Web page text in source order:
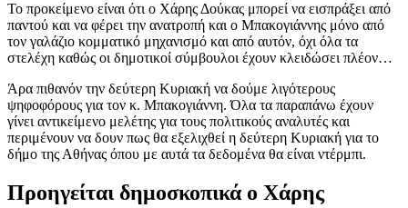
Το προκείμενο είναι ότι ο Χάρης Δούκας μπορεί να εισπράξει από
παντού και να φέρει την ανατροπή και ο Μπακογιάννης μόνο από
τον γαλάζιο κομματικό μηχανισμό και από αυτόν, όχι όλα τα
στελέχη καθώς οι δημοτικοί σύμβουλοι έχουν κλειδώσει πλέον…
Άρα πιθανόν την δεύτερη Κυριακή να δούμε λιγότερους
ψηφοφόρους για τον κ. Μπακογιάννη. Όλα τα παραπάνω έχουν
γίνει αντικείμενο μελέτης για τους πολιτικούς αναλυτές και
περιμένουν να δουν πως θα εξελιχθεί η δεύτερη Κυριακή για το
δήμο της Αθήνας όπου με αυτά τα δεδομένα θα είναι ντέρμπι.
Προηγείται δημοσκοπικά ο Χάρης